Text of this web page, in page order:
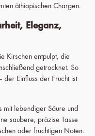
äthiopischen Chargen.
Eleganz,
Kirschen entpulpt, die
getrocknet. So
Einfluss der Frucht ist
mit lebendiger Säure und
saubere, präzise Tasse
oder fruchtigen Noten.